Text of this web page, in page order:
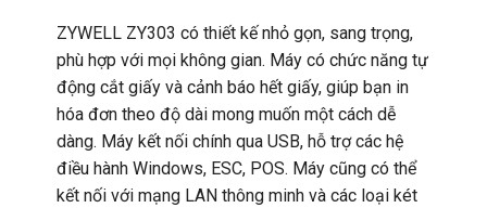
ZYWELL ZY303 có thiết kế nhỏ gọn, sang trọng,
phù hợp với mọi không gian. Máy có chức năng tự
động cắt giấy và cảnh báo hết giấy, giúp bạn in
hóa đơn theo độ dài mong muốn một cách dễ
dàng. Máy kết nối chính qua USB, hỗ trợ các hệ
điều hành Windows, ESC, POS. Máy cũng có thể
kết nối với mạng LAN thông minh và các loại két